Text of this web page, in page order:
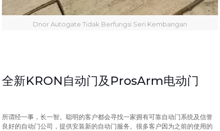
Dnor Autogate Tidak Berfungsi Seri Kembangan
全新KRON自动门及 ProsArm电动门
所谓经一事，长一智。聪明的客户都会寻找一家拥有可靠自动门系统及信誉
良好的自动门公司，提供安装新的自动门服务。很多客户因为之前的使用的